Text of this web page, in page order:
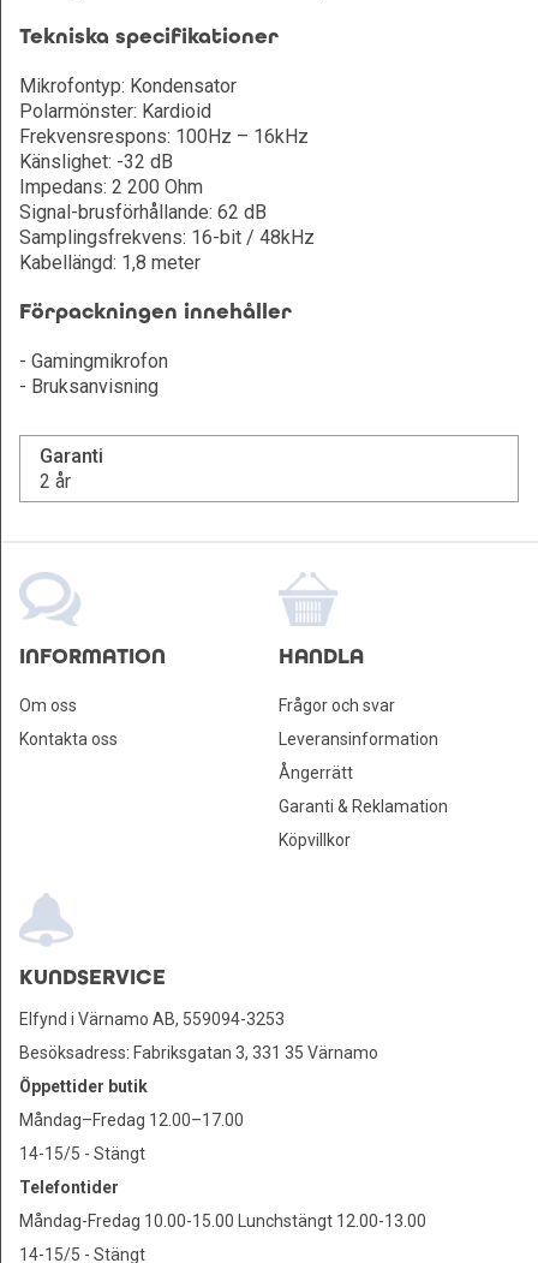
Tekniska specifikationer
Mikrofontyp: Kondensator
Polarmönster: Kardioid
Frekvensrespons: 100Hz – 16kHz
Känslighet: -32 dB
Impedans: 2 200 Ohm
Signal-brusförhållande: 62 dB
Samplingsfrekvens: 16-bit / 48kHz
Kabellängd: 1,8 meter
Förpackningen innehåller
- Gamingmikrofon
- Bruksanvisning
Garanti
2 år
INFORMATION
Om oss
Kontakta oss
HANDLA
Frågor och svar
Leveransinformation
Ångerrätt
Garanti & Reklamation
Köpvillkor
KUNDSERVICE
Elfynd i Värnamo AB, 559094-3253
Besöksadress: Fabriksgatan 3, 331 35 Värnamo
Öppettider butik
Måndag–Fredag 12.00–17.00
14-15/5 - Stängt
Telefontider
Måndag-Fredag 10.00-15.00 Lunchstängt 12.00-13.00
14-15/5 - Stängt